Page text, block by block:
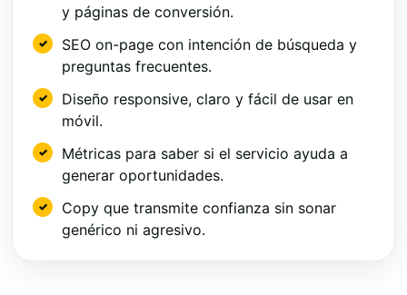
y páginas de conversión.
SEO on-page con intención de búsqueda y
preguntas frecuentes.
Diseño responsive, claro y fácil de usar en
móvil.
Métricas para saber si el servicio ayuda a
generar oportunidades.
Copy que transmite confianza sin sonar
genérico ni agresivo.